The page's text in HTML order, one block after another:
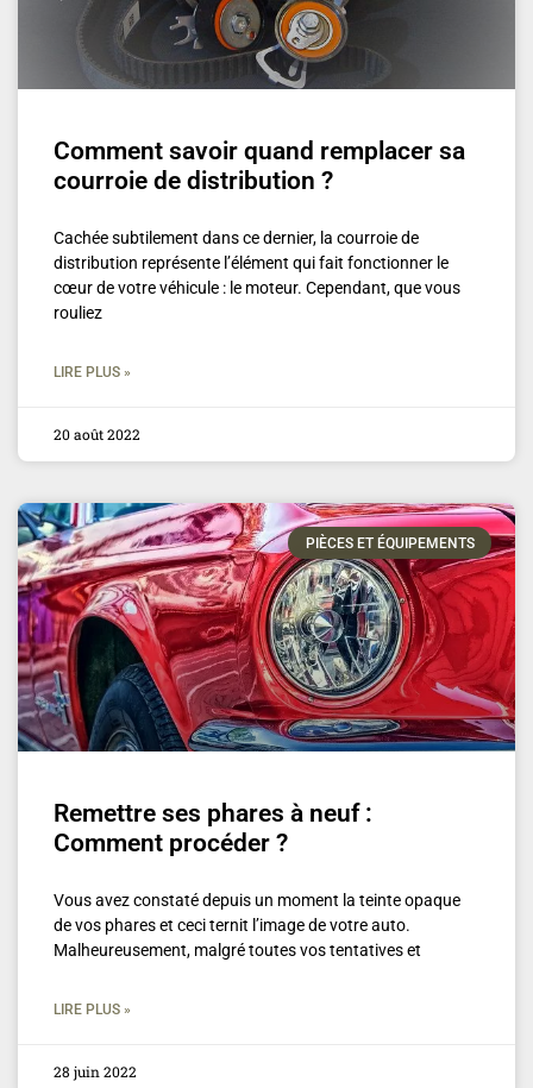
Comment savoir quand remplacer sa
courroie de distribution ?
Cachée subtilement dans ce dernier, la courroie de
distribution représente l’élément qui fait fonctionner le
cœur de votre véhicule : le moteur. Cependant, que vous
rouliez
LIRE PLUS »
20 août 2022
PIÈCES ET ÉQUIPEMENTS
Remettre ses phares à neuf :
Comment procéder ?
Vous avez constaté depuis un moment la teinte opaque
de vos phares et ceci ternit l’image de votre auto.
Malheureusement, malgré toutes vos tentatives et
LIRE PLUS »
28 juin 2022